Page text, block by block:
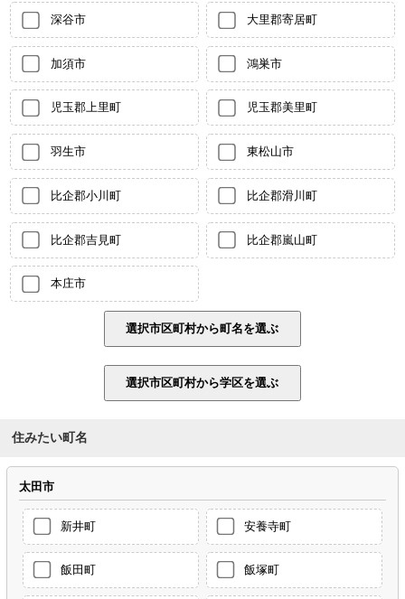
深谷市 大里郡寄居町
加須市 鴻巣市
児玉郡上里町 児玉郡美里町
羽生市 東松山市
比企郡小川町 比企郡滑川町
比企郡吉見町 比企郡嵐山町
本庄市
住みたい町名
太田市
新井町 安養寺町
飯田町 飯塚町